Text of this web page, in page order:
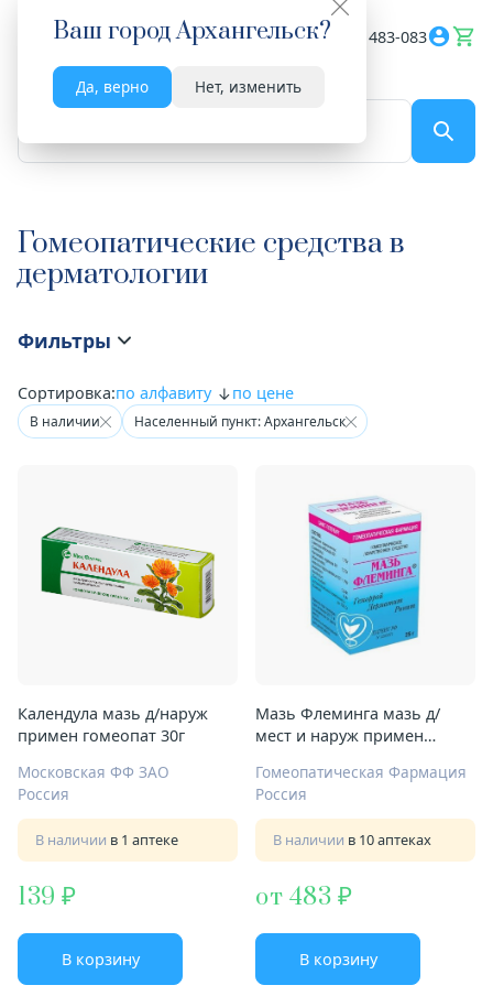
Ваш городАрхангельск?
Да, верно Нет, изменить
Весь сайт 8182 483-083
Гомеопатические средства в
дерматологии
Фильтры
Сортировка:по алфавиту по цене
В наличии Населенный пункт: Архангельск
Календула мазь д/наруж
примен гомеопат 30г
Московская ФФ ЗАО
Россия
В наличии в 1 аптеке
139
В корзину
Мазь Флеминга мазь д/
мест и наруж примен
Гомеопатическая Фармация
Россия
В наличии в 10 аптеках
от 483
В корзину